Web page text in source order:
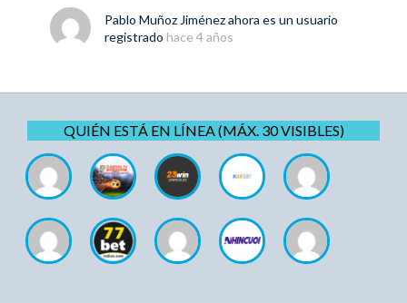
Pablo Muñoz Jiménezahora es un usuario
registrado hace 4 años
QUIÉN ESTÁ EN LÍNEA (MÁX. 30 VISIBLES)